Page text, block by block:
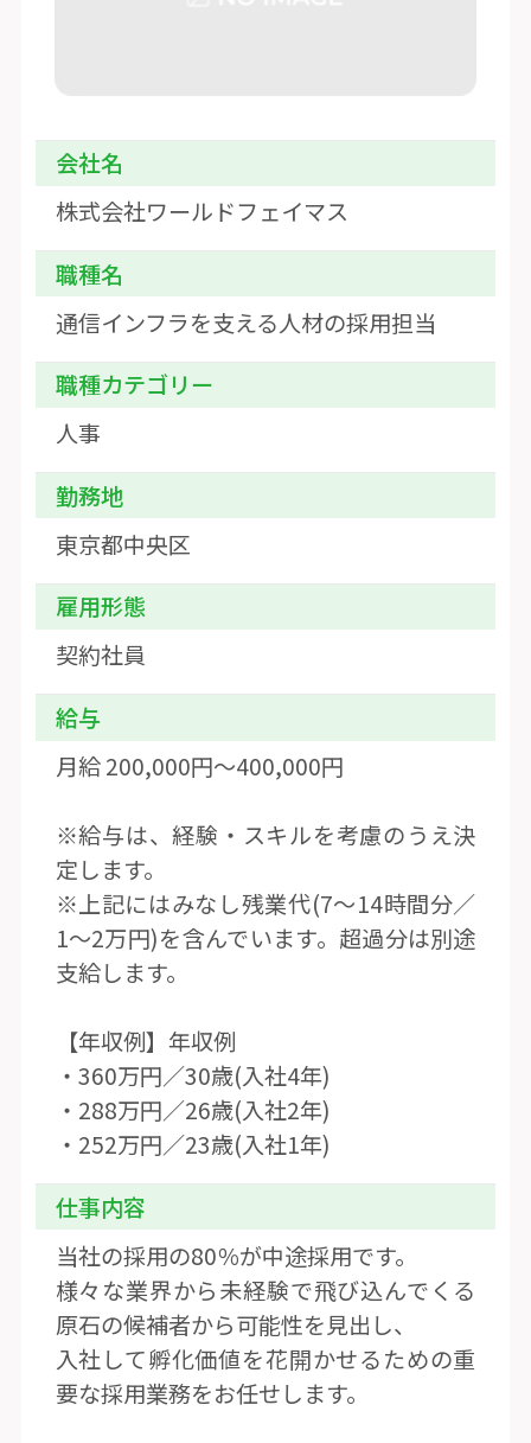
会社名
株式会社ワールドフェイマス
職種名
通信インフラを支える人材の採用担当
職種カテゴリー
人事
勤務地
東京都中央区
雇用形態
契約社員
給与
月給 200,000円〜400,000円
※給与は、経験・スキルを考慮のうえ決
定します。
※上記にはみなし残業代(7〜14時間分／
1〜2万円)を含んでいます。超過分は別途
支給します。
【年収例】年収例
・360万円／30歳(入社4年)
・288万円／26歳(入社2年)
・252万円／23歳(入社1年)
仕事内容
当社の採用の80％が中途採用です。
様々な業界から未経験で飛び込んでくる
原石の候補者から可能性を見出し、
入社して孵化価値を花開かせるための重
要な採用業務をお任せします。